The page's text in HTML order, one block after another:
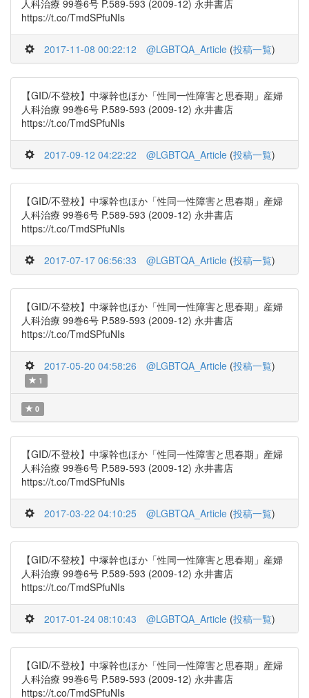
人科治療 99巻6号 P.589-593 (2009-12) 永井書店
https://t.co/TmdSPfuNIs
2017-11-08 00:22:12 @LGBTQA_Article (投稿一覧)
【GID/不登校】中塚幹也ほか「性同一性障害と思春期」産婦
人科治療 99巻6号 P.589-593 (2009-12) 永井書店
https://t.co/TmdSPfuNIs
2017-09-12 04:22:22 @LGBTQA_Article (投稿一覧)
【GID/不登校】中塚幹也ほか「性同一性障害と思春期」産婦
人科治療 99巻6号 P.589-593 (2009-12) 永井書店
https://t.co/TmdSPfuNIs
2017-07-17 06:56:33 @LGBTQA_Article (投稿一覧)
【GID/不登校】中塚幹也ほか「性同一性障害と思春期」産婦
人科治療 99巻6号 P.589-593 (2009-12) 永井書店
https://t.co/TmdSPfuNIs
2017-05-20 04:58:26 @LGBTQA_Article (投稿一覧)
1
0
【GID/不登校】中塚幹也ほか「性同一性障害と思春期」産婦
人科治療 99巻6号 P.589-593 (2009-12) 永井書店
https://t.co/TmdSPfuNIs
2017-03-22 04:10:25 @LGBTQA_Article (投稿一覧)
【GID/不登校】中塚幹也ほか「性同一性障害と思春期」産婦
人科治療 99巻6号 P.589-593 (2009-12) 永井書店
https://t.co/TmdSPfuNIs
2017-01-24 08:10:43 @LGBTQA_Article (投稿一覧)
【GID/不登校】中塚幹也ほか「性同一性障害と思春期」産婦
人科治療 99巻6号 P.589-593 (2009-12) 永井書店
https://t.co/TmdSPfuNIs